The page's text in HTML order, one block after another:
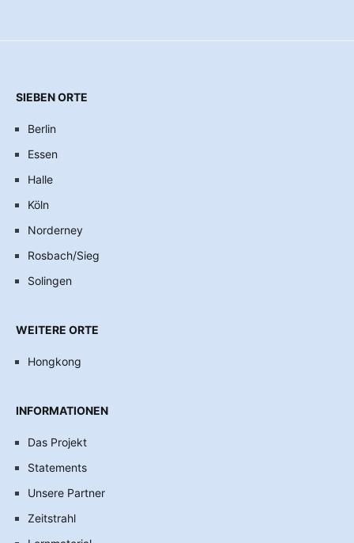
SIEBEN ORTE
Berlin
Essen
Halle
Köln
Norderney
Rosbach/Sieg
Solingen
WEITERE ORTE
Hongkong
INFORMATIONEN
Das Projekt
Statements
Unsere Partner
Zeitstrahl